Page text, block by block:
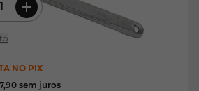
NO PIX
sem juros